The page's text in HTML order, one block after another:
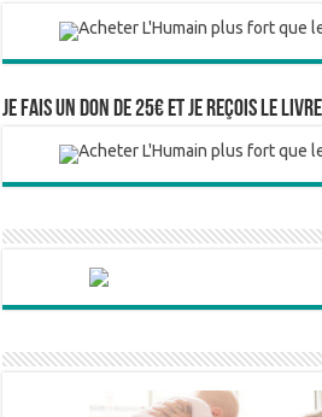
Je fais un don de 25€ et je reçois le